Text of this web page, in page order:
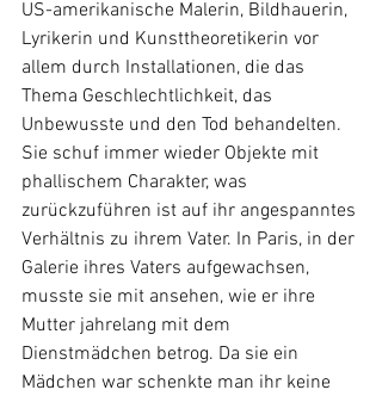
US-amerikanische Malerin, Bildhauerin,
Lyrikerin und Kunsttheoretikerin vor
allem durch Installationen, die das
Thema Geschlechtlichkeit, das
Unbewusste und den Tod behandelten.
Sie schuf immer wieder Objekte mit
phallischem Charakter, was
zurückzuführen ist auf ihr angespanntes
Verhältnis zu ihrem Vater. In Paris, in der
Galerie ihres Vaters aufgewachsen,
musste sie mit ansehen, wie er ihre
Mutter jahrelang mit dem
Dienstmädchen betrog. Da sie ein
Mädchen war schenkte man ihr keine